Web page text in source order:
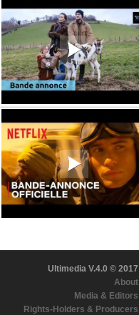
Ultimedia V.4.0 © 2017
About
Media & Editors
Rights-Holders & Producers